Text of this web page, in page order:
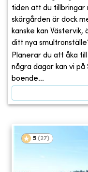
tiden att du tillbringar
skärgården är dock
kanske kan Västervik,
ditt nya
Planerar du att åka
några dagar kan vi
boende...
5 (27)